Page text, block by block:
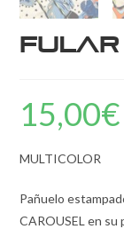
Fular
15,00€
MULTICOLOR
Pañuelo
CAROUSEL en su